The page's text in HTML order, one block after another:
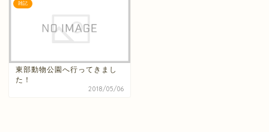
雑記
東部動物公園へ行ってきまし
た！
2018/05/06